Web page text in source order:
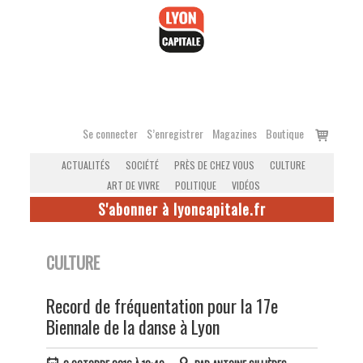
Se connecter S’enregistrer Magazines Boutique
Voir
ACTUALITÉS SOCIÉTÉ PRÈS DE CHEZ VOUS
CULTURE
ART DE VIVRE
POLITIQUE VIDÉOS
S'abonner à lyoncapitale.fr
CULTURE
Record de fréquentation pour la 17e
Biennale de la danse à Lyon